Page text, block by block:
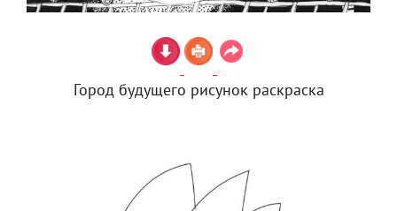
Город будущего рисунок раскраска